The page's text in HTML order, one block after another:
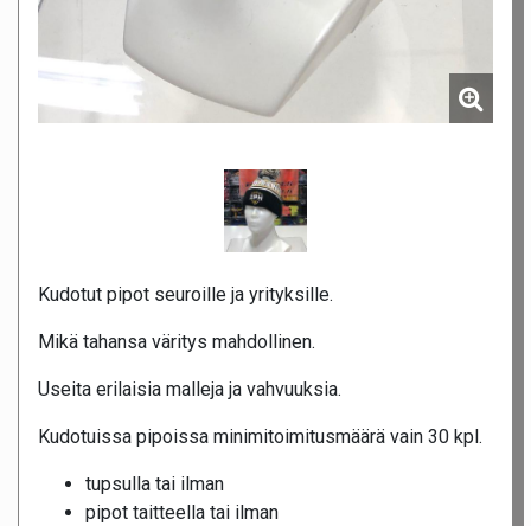
Kudotut pipot seuroille ja yrityksille.
Mikä tahansa väritys mahdollinen.
Useita erilaisia malleja ja vahvuuksia.
Kudotuissa pipoissa minimitoimitusmäärä vain 30 kpl.
tupsulla tai ilman
pipot taitteella tai ilman